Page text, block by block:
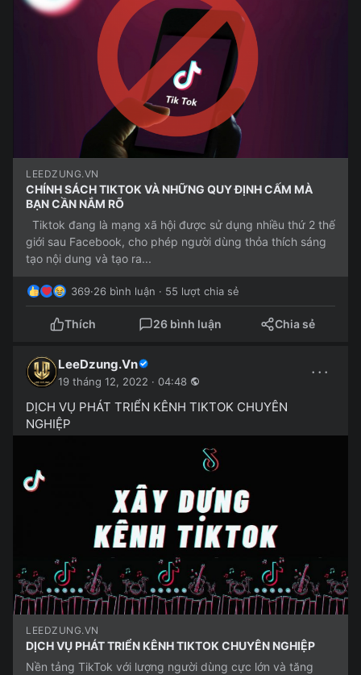
LEEDZUNG.VN
CHÍNH SÁCH TIKTOK VÀ NHỮNG QUY ĐỊNH CẤM MÀ
BẠN CẦN NẮM RÕ
Tiktok đang là mạng xã hội được sử dụng nhiều thứ 2 thế
giới sau Facebook, cho phép người dùng thỏa thích sáng
tạo nội dung và tạo ra...
369·26 bình luận · 55 lượt chia sẻ
Thích 26 bình luận Chia sẻ
LeeDzung.Vn
19 tháng 12, 2022 · 04:48 ···
DỊCH VỤ PHÁT TRIỂN KÊNH TIKTOK CHUYÊN
NGHIỆP
LEEDZUNG.VN
DỊCH VỤ PHÁT TRIỂN KÊNH TIKTOK CHUYÊN NGHIỆP
Nền tảng TikTok với lượng người dùng cực lớn và tăng